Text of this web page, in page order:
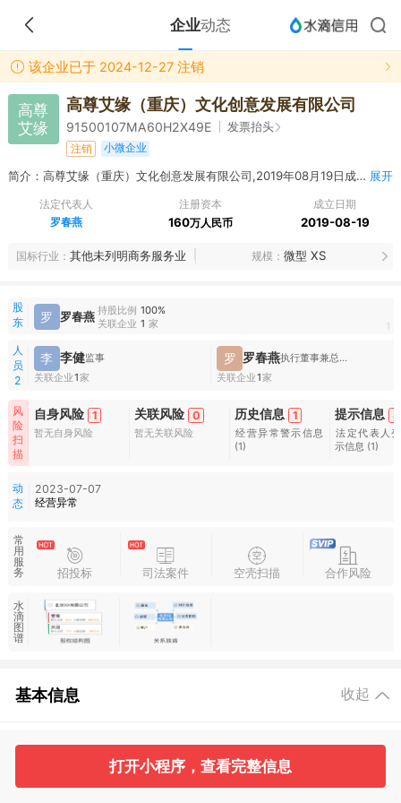
企业动态
该企业已于 2024-12-27 注销
高尊
艾缘
高尊艾缘（重庆）文化创意发展有限公司
91500107MA60H2X49E 发票抬头
注销 小微企业
简介：高尊艾缘（重庆）文化创意发展有限公司,2019年08月19日成立，经营范围包括文化创意服务；展览活动的策划、组织；企业形象策划；宝石设计及咨询；从事电子科技领域内的技术开发、技术服务、技术咨询；文创产品、电子元器件的设计、研发、销售；设计、代理、发布各类广告；承办经批准的文化艺术交流活动；标识设计；展览展示服务；婚庆礼仪服务；室内外装饰工程设计及施工；园林绿化工程设计及施工（以上两项须取得相关行政许可后方可经营）；舞台设计及搭建；建设工程项目管理咨询。**【以上经营范围依法须经批准的项目，经相关部门批准后方可开展经营活动】 展开
法定代表人
罗春燕
注册资本
160万人民币
成立日期
2019-08-19
国标行业 其他未列明商务服务业 规模 微型 XS
股
东
罗 罗春燕 持股比例 100%
关联企业 1 家 1
人
员
2
李 李健监事
关联企业1家
罗 罗春燕
执行董事兼总经理
关联企业1家
风
险
扫
描
自身风险 1
暂无自身风险
关联风险 0
暂无关联风险
历史信息 1
经营异常警示信息
(1)
提示信息 4
法定代表人
示信息 (1)
动
态
2023-07-07
经营异常
常
用
服
务
招投标 司法案件 空壳扫描 合作风险
水
滴
图
谱
基本信息 收起
工商信息 股东信息 主要人员 对外投资
打开小程序，查看完整信息